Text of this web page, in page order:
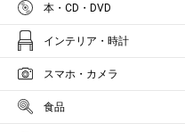
本・CD・DVD
インテリア・時計
スマホ・カメラ
食品